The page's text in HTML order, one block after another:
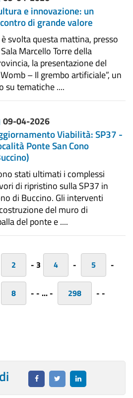
e innovazione: un
di grande valore
è svolta questa mattina, presso
Marcello Torre della
la presentazione del
– Il grembo artificiale”, un
tematiche ....
09-04-2026
Viabilità: SP37 -
Ponte San Cono
stati ultimati i complessi
di ripristino sulla SP37 in
di Buccino. Gli interventi
del muro di
del ponte e ....
2 - 3 4 - 5 -
8 - - ...- 298 - -